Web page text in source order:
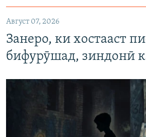
Август 07, 2026
Занеро, ки хостааст
бифурӯшад, зиндонӣ